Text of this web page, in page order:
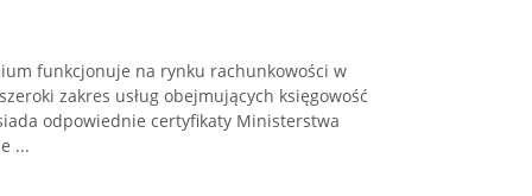
funkcjonuje na rynku rachunkowości w
zakres usług obejmujących księgowość
odpowiednie certyfikaty Ministerstwa
...